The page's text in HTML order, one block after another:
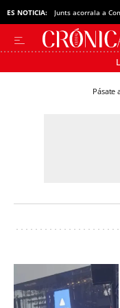
ES NOTICIA: Junts acorrala a
Pásate